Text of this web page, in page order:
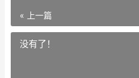
« 上一篇
没有了！